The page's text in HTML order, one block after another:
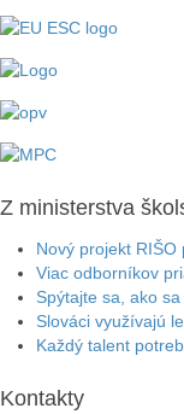
Z ministerstva
Nový projekt
Viac odborníkov
Spýtajte sa, ako
Slováci využívajú
Každý talent
Kontakty